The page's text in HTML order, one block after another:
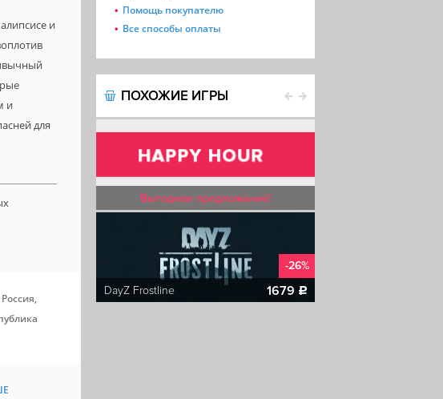
и
и
для
Помощь покупателю
Все способы оплаты
ПОХОЖИЕ ИГРЫ
Выгодное предложение!
-26%
DayZ Frostline
1679 c